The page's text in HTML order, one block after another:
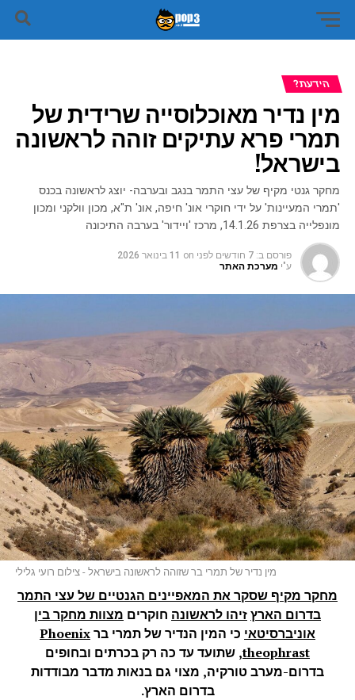
הידעת?
מין נדיר מאוכלוסייה שרידית של
תמרי פרא עתיקים זוהה לראשונה
בישראל!
מחקר גנטי מקיף של עצי התמר בנגב ובערבה- יוצג לראשונה בכנס
'תמרי המעיינות' על ידי חוקרי אונ' חיפה, אונ' ת"א, מכון וולקני ומכון
מונפלייה בצרפת 14.1.26, מרכז 'ויידור' בערבה התיכונה
פורסם ב: 7 חודשים לפני on 11 בינואר 2026
ע"י מערכת האתר
מין נדיר של תמרי בר שזוהה לראשונה בישראל - צילום רועי גלילי
מחקר מקיף שסקר את המאפיינים הגנטיים של עצי התמר
בדרום הארץזיהו לראשונה חוקרים מצוות מחקר בין
אוניברסיטאי כי המין הנדיר של תמרי ברPhoenix
theophrast
, שתועד עד כה רק בכרתים ובחופים
בדרום-מערב טורקיה, מצוי גם בנאות מדבר מבודדות
בדרום הארץ.